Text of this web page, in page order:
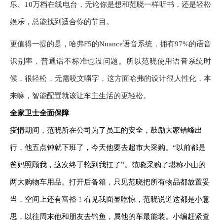
乐、 10万档在线电台，无论你是想和范晓一样听书，还是轻松
娱乐，总能找到适合你的节目。
更值得一提的是，哈弗F5的Nuance语音系统，拥有97%的语音
识别率，普通话不标准也没问题。所以范晓使用语音系统时
候，很轻松，无需咬文嚼字，这方面哈弗的设计很人性化，本
来嘛，智能配置就该让车主生活的更轻松。
全家卫士全面保障
疫情期间，范晓所在公司为了员工的安全，鼓励大家错峰出
行，他五点钟就下班了，今天他要去超市大采购。“以前都是
爸妈照顾我，这次终于轮到我扛了”。范晓采购了堪称小山的
两大购物车用品。打开后备箱，只见范晓把所有物品都放置妥
当，空间上还有富裕！看见我面显吃惊，范晓说道这都是小意
思，以往周末他和朋友去钓鱼，属他的车最能装。小编赶紧查